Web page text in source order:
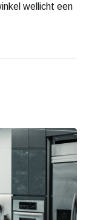
wellicht een